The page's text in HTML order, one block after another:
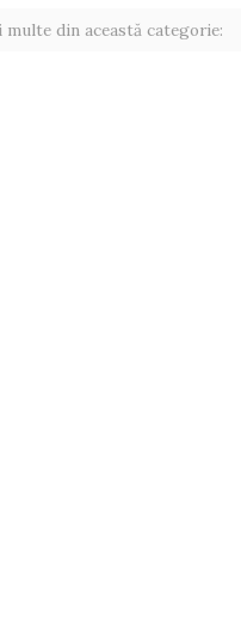
multe din această categorie: